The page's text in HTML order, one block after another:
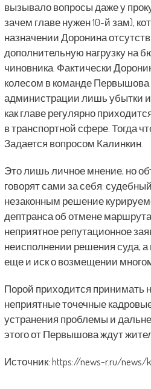
вызывало вопросы даже у
зачем главе нужен 10-й зам),
назначении Доронина
дополнительную нагрузку на
чиновника. Фактически
колесом в команде Первышова
администрации лишь убытки
как главе регулярно
в транспортной сфере. Тогда
Задается вопросом Калинкин.
Это лишь личное мнение, но
говорят сами за себя:
незаконным решение
дептранса об отмене
неприятное репутационное
неисполнении решения суда,
еще и иск о возмещении
Порой приходится принимать
неприятные точечные
устранения проблемы и
этого от Первышова ждут
Источник: https://news-r.ru/news/